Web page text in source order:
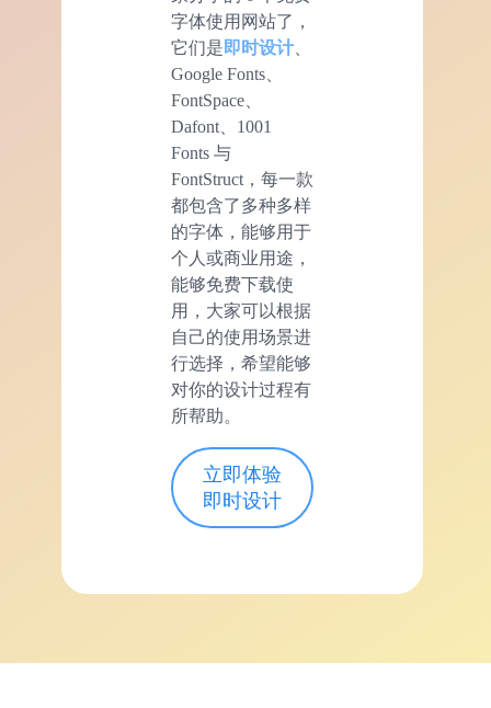
字体使用网站了，
它们是 即时设计
Google Fonts、
FontSpace、
Dafont、1001
Fonts 与
FontStruct，每一款
都包含了多种多样
的字体，能够用于
个人或商业用途，
能够免费下载使
用，大家可以根据
自己的使用场景进
行选择，希望能够
对你的设计过程有
所帮助。
立即体验
即时设计